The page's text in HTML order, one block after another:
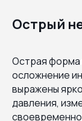
Острый
Острая форма
осложнение
выражены
давления,